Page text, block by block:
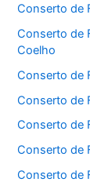
Conserto de
Conserto de
Coelho
Conserto de
Conserto de
Conserto de
Conserto de
Conserto de